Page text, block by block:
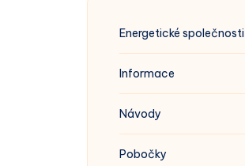
Energetické společnosti
Informace
Návody
Pobočky